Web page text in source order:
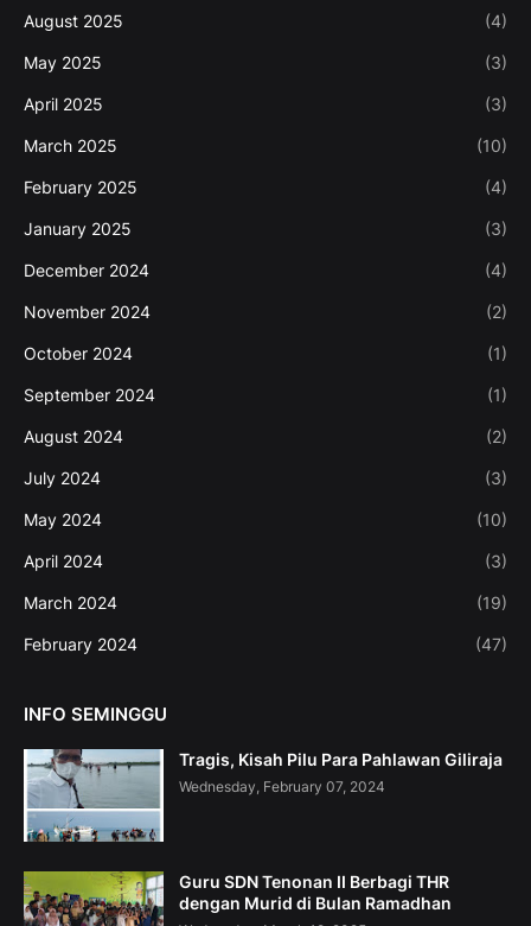
August 2025 (4)
May 2025 (3)
April 2025 (3)
March 2025 (10)
February 2025 (4)
January 2025 (3)
December 2024 (4)
November 2024 (2)
October 2024 (1)
September 2024 (1)
August 2024 (2)
July 2024 (3)
May 2024 (10)
April 2024 (3)
March 2024 (19)
February 2024 (47)
INFO SEMINGGU
Tragis, Kisah Pilu Para Pahlawan Giliraja
Wednesday, February 07, 2024
Guru SDN Tenonan II Berbagi THR
dengan Murid di Bulan Ramadhan